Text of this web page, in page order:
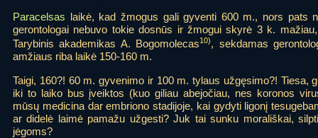
Paracelsas laikė, kad žmogus gali gyventi 600 m., nors pats
gerontologai nebuvo tokie dosnūs ir žmogui skyrė 3 k.
Tarybinis akademikas A. Bogomolecas10), sekdamas
amžiaus riba laikė 150-160 m.
Taigi, 160?! 60 m. gyvenimo ir 100 m. tylaus užgęsimo?! Tiesa,
iki to laiko bus įveiktos (kuo giliau abejočiau, nes koronos
mūsų medicina dar embriono stadijoje, kai gydyti ligonį
ar didelė laimė pamažu užgesti? Juk tai sunku morališkai,
jėgoms?